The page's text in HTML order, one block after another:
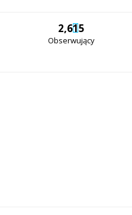
2,615
Obserwujący